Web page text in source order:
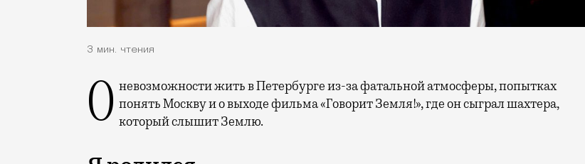
3 мин. чтения
О невозможности жить в Петербурге из-за фатальной атмосферы, попытках понять Москву и о выходе фильма «Говорит Земля!», где он сыграл шахтера,
который слышит Землю.